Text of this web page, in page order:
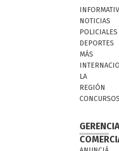
NOTICIAS
POLICIALES
DEPORTES
MÁS
LA
REGIÓN